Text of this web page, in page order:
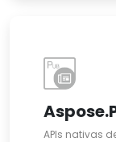
APIs nativas